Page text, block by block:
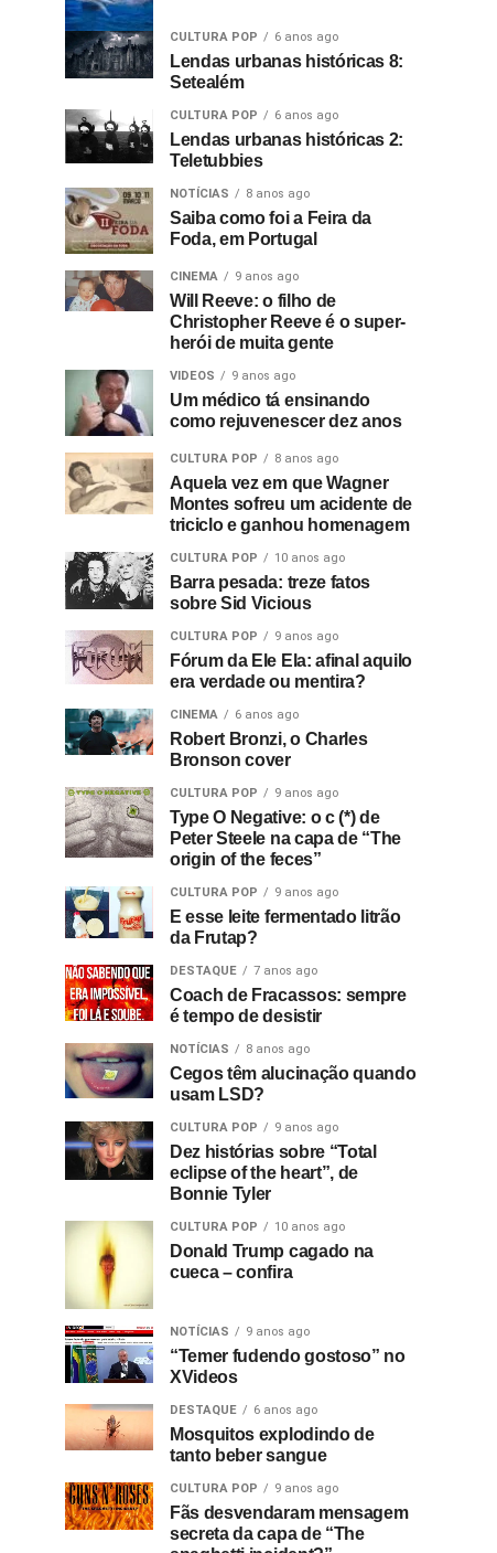
CULTURA POP 6 anos ago
Lendas urbanas históricas 8:
Setealém
CULTURA POP 6 anos ago
Lendas urbanas históricas 2:
Teletubbies
NOTÍCIAS 8 anos ago
Saiba como foi a Feira da
Foda, em Portugal
CINEMA 9 anos ago
Will Reeve: o filho de
Christopher Reeve é o super-
herói de muita gente
VIDEOS 9 anos ago
Um médico tá ensinando
como rejuvenescer dez anos
CULTURA POP 8 anos ago
Aquela vez em que Wagner
Montes sofreu um acidente de
triciclo e ganhou homenagem
CULTURA POP 10 anos ago
Barra pesada: treze fatos
sobre Sid Vicious
CULTURA POP 9 anos ago
Fórum da Ele Ela: afinal aquilo
era verdade ou mentira?
CINEMA 6 anos ago
Robert Bronzi, o Charles
Bronson cover
CULTURA POP 9 anos ago
Type O Negative: o c (*) de
Peter Steele na capa de “The
origin of the feces”
CULTURA POP 9 anos ago
E esse leite fermentado litrão
da Frutap?
DESTAQUE 7 anos ago
Coach de Fracassos: sempre
é tempo de desistir
NOTÍCIAS 8 anos ago
Cegos têm alucinação quando
usam LSD?
CULTURA POP 9 anos ago
Dez histórias sobre “Total
eclipse of the heart”, de
Bonnie Tyler
CULTURA POP 10 anos ago
Donald Trump cagado na
cueca – confira
NOTÍCIAS 9 anos ago
“Temer fudendo gostoso” no
XVideos
DESTAQUE 6 anos ago
Mosquitos explodindo de
tanto beber sangue
CULTURA POP 9 anos ago
Fãs desvendaram mensagem
secreta da capa de “The